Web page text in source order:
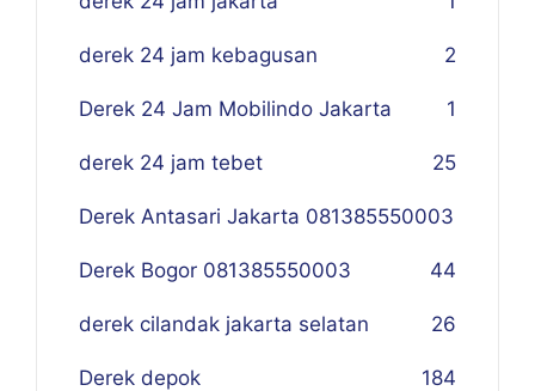
derek 24 jam kebagusan 2
Derek 24 Jam Mobilindo Jakarta 1
derek 24 jam tebet 25
Derek Antasari Jakarta 081385550003
4
Derek Bogor 081385550003 4
derek cilandak jakarta selatan 26
Derek depok 184